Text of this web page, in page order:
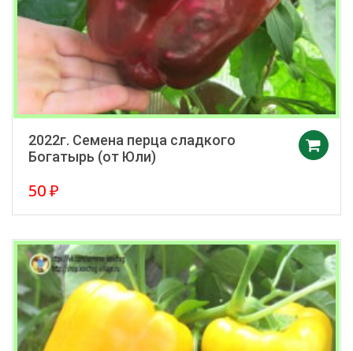
2022г. Семена перца сладкого
Богатырь (от Юли)
50₽